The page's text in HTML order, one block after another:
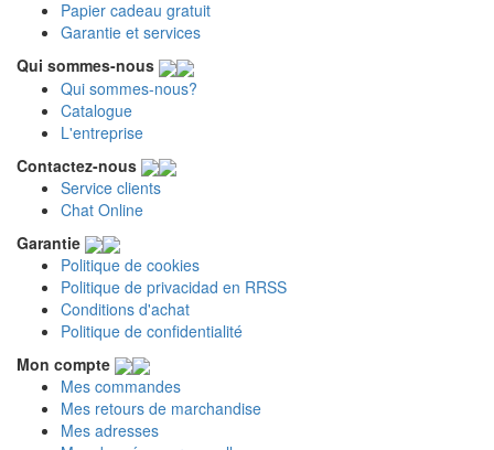
Papier cadeau gratuit
Garantie et services
Qui sommes-nous
Qui sommes-nous?
Catalogue
L'entreprise
Contactez-nous
Service clients
Chat Online
Garantie
Politique de cookies
Politique de privacidad en RRSS
Conditions d'achat
Politique de confidentialité
Mon compte
Mes commandes
Mes retours de marchandise
Mes adresses